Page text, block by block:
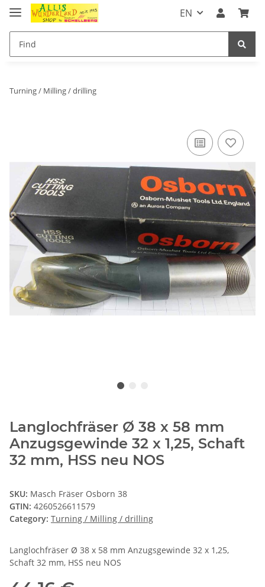
EN
Turning / Milling / drilling
Langlochfräser Ø 38 x 58 mm
Anzugsgewinde 32 x 1,25, Schaft
32 mm, HSS neu NOS
SKU: Masch Fräser Osborn 38
GTIN: 4260526611579
Category: Turning / Milling / drilling
Langlochfräser Ø 38 x 58 mm Anzugsgewinde 32 x 1,25,
Schaft 32 mm, HSS neu NOS